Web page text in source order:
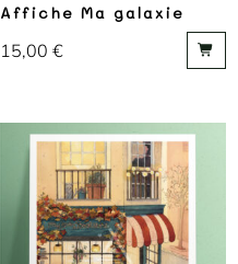
Affiche Ma galaxie
15,00€